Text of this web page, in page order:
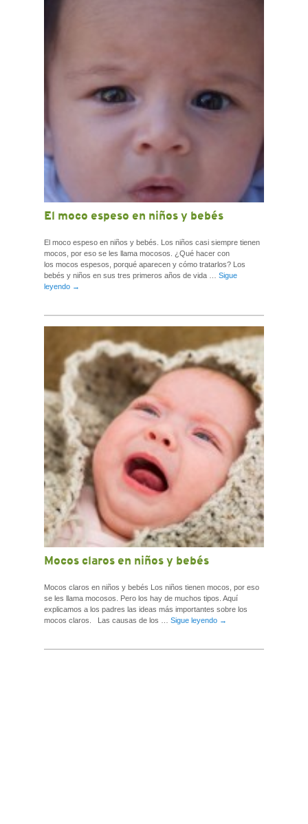
El moco espeso en niños y bebés
El moco espeso en niños y bebés. Los niños casi siempre tienen
mocos, por eso se les llama mocosos. ¿Qué hacer con
los mocos espesos, porqué aparecen y cómo tratarlos? Los
bebés y niños en sus tres primeros años de vida … Sigue
leyendo →
Mocos claros en niños y bebés
Mocos claros en niños y bebés Los niños tienen mocos, por eso
se les llama mocosos. Pero los hay de muchos tipos. Aquí
explicamos a los padres las ideas más importantes sobre los
mocos claros. Las causas de los … Sigue leyendo →